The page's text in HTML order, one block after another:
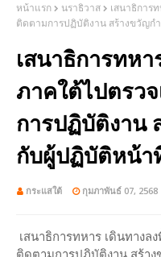
หน้าแรก นราธิวาส
เสนาธิการ
ติดตามการปฏิบัติงาน สร้างขวัญก
เสนาธิการทห
ภาคใต้ไปตรว
การปฏิบัติงาน
กับผู้ปฏิบัติหน้า
กระแสใต้ กุมภาพันธ์ 07, 2568
เสนาธิการทหาร เดินทาง